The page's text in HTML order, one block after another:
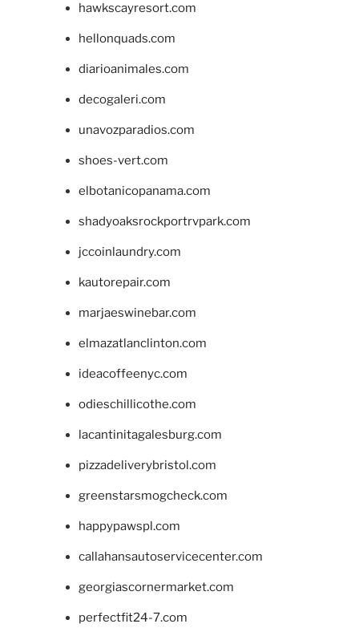
hawkscayresort.com
hellonquads.com
diarioanimales.com
decogaleri.com
unavozparadios.com
shoes-vert.com
elbotanicopanama.com
shadyoaksrockportrvpark.com
jccoinlaundry.com
kautorepair.com
marjaeswinebar.com
elmazatlanclinton.com
ideacoffeenyc.com
odieschillicothe.com
lacantinitagalesburg.com
pizzadeliverybristol.com
greenstarsmogcheck.com
happypawspl.com
callahansautoservicecenter.com
georgiascornermarket.com
perfectfit24-7.com